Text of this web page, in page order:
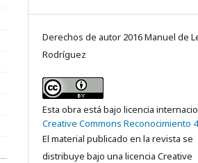
Derechos de autor 2016 Manuel de
Rodríguez
Esta obra está bajo licencia
Creative Commons Reconocimiento
El material publicado en la revista se
distribuye bajo una licencia Creative